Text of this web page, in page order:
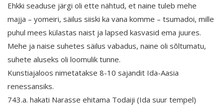
Ehkki seaduse järgi oli ette nähtud, et naine tuleb mehe
majja – yomeiri, säilus siiski ka vana komme – tsumadoi, mille
puhul mees külastas naist ja lapsed kasvasid ema juures.
Mehe ja naise suhetes säilus vabadus, naine oli sõltumatu,
suhete aluseks oli loomulik tunne.
Kunstiajaloos nimetatakse 8-10 sajandit Ida-Aasia
renessansiks.
743.a. hakati Narasse ehitama Todaiji (Ida suur tempel)